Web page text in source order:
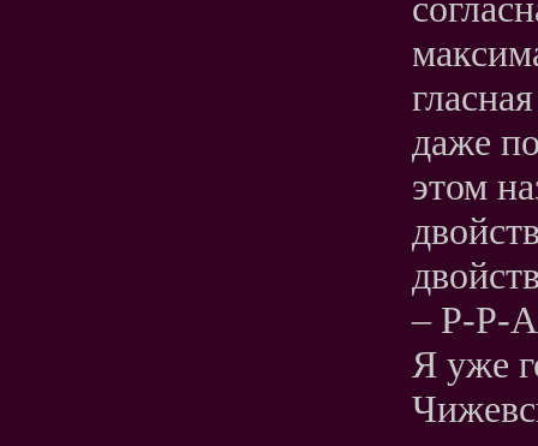
даже
этом
– Р-Р-
Я уже